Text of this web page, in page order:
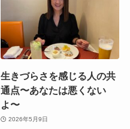
生きづらさを感じる人の共
通点〜あなたは悪くない
よ〜
2026年5月9日